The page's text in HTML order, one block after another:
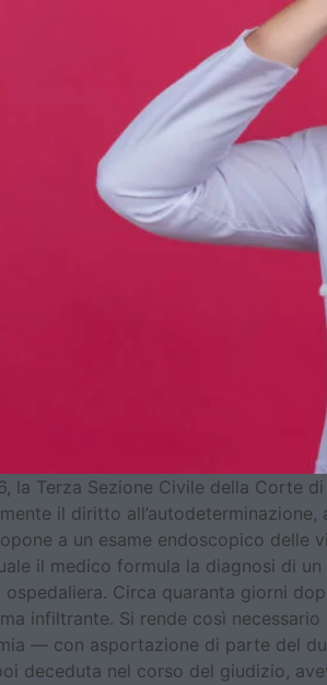
la Terza Sezione Civile della Corte
il diritto
a un esame endoscopico
il medico formula la diagnosi di
Circa quaranta giorni
infiltrante. Si rende così
— con asportazione di parte del
deceduta nel corso del giudizio,